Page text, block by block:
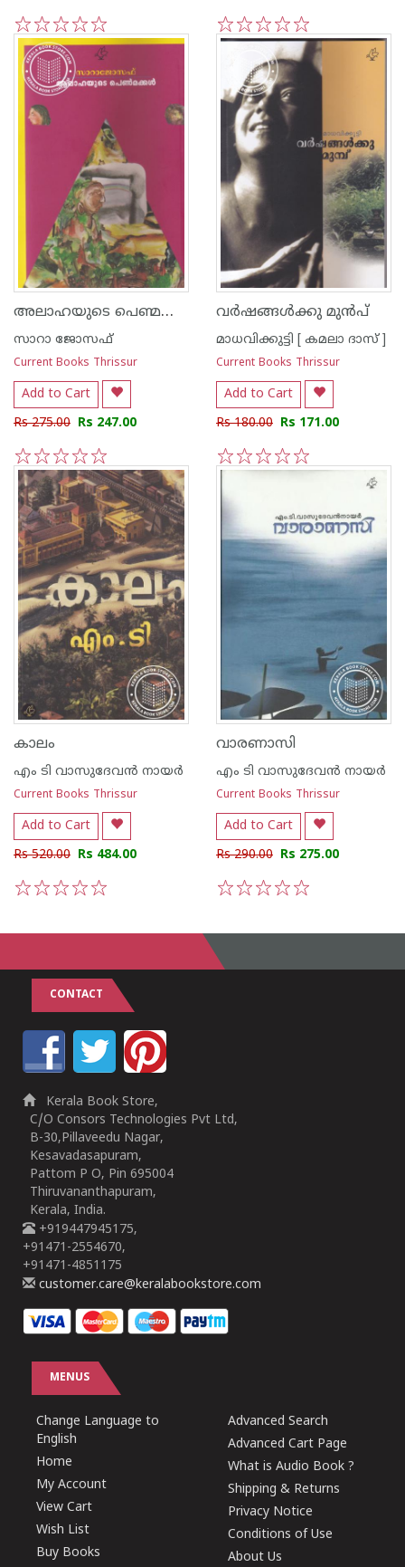
5
4
3
2
1 5
4
3
2
1
അലാഹയുടെ പെണ്മക്കള്‍
സാറാ ജോസഫ്
Current Books Thrissur
Add to Cart
Rs 275.00 Rs 247.00
5
4
3
2
1
വര്‍ഷങ്ങള്‍ക്കു മുന്‍‌പ്
മാധവിക്കുട്ടി [ കമലാ ദാസ് ]
Current Books Thrissur
Add to Cart
Rs 180.00 Rs 171.00
5
4
3
2
1
കാലം
എം ടി വാസുദേവന്‍ നായര്‍
Current Books Thrissur
Add to Cart
Rs 520.00 Rs 484.00
വാരണാസി
എം ടി വാസുദേവന്‍ നായര്‍
Current Books Thrissur
Add to Cart
Rs 290.00 Rs 275.00
CONTACT
Kerala Book Store,
C/O Consors Technologies Pvt Ltd,
B-30,Pillaveedu Nagar,
Kesavadasapuram,
Pattom P O, Pin 695004
Thiruvananthapuram,
Kerala, India.
+919447945175,
+91471-2554670,
+91471-4851175
customer.care@keralabookstore.com
MENUS
Change Language to
English
Home
My Account
View Cart
Wish List
Buy Books
Advanced Search
Advanced Cart Page
What is Audio Book ?
Shipping & Returns
Privacy Notice
Conditions of Use
About Us